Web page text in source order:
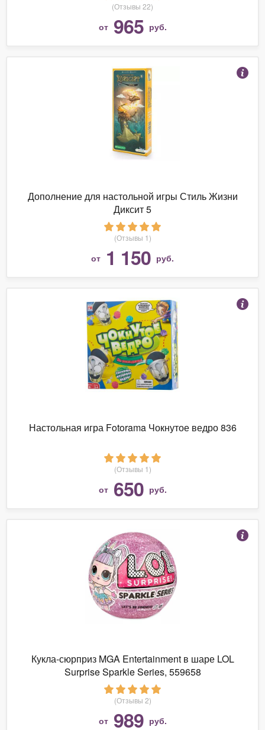
(Отзывы 22)
от 965 руб.
Дополнение для настольной игры Стиль Жизни
Диксит 5
(Отзывы 1)
от 1 150 руб.
Настольная игра Fotorama Чокнутое ведро 836
(Отзывы 1)
от 650 руб.
Кукла-сюрприз MGA Entertainment в шаре LOL
Surprise Sparkle Series, 559658
(Отзывы 2)
от 989 руб.